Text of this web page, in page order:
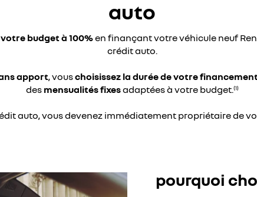
auto
budget à 100%en finançant votre véhicule neuf
crédit auto.
apport, vouschoisissez la durée de votre
des mensualités fixesadaptées à votre budget.(1)
auto, vous devenez immédiatement propriétaire de
pourquoi